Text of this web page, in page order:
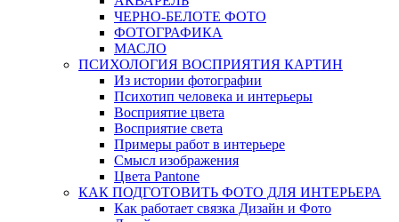
ЧЕРНО-БЕЛОTЕ ФОТО
ФОТОГРАФИКА
МАСЛО
ПСИХОЛОГИЯ ВОСПРИЯТИЯ КАРТИН
Из истории фотографии
Психотип человека и интерьеры
Восприятие цвета
Восприятие света
Примеры работ в интерьере
Смысл изображения
Цвета Pantone
КАК ПОДГОТОВИТЬ ФОТО ДЛЯ ИНТЕРЬЕРА
Как работает связка Дизайн и Фото